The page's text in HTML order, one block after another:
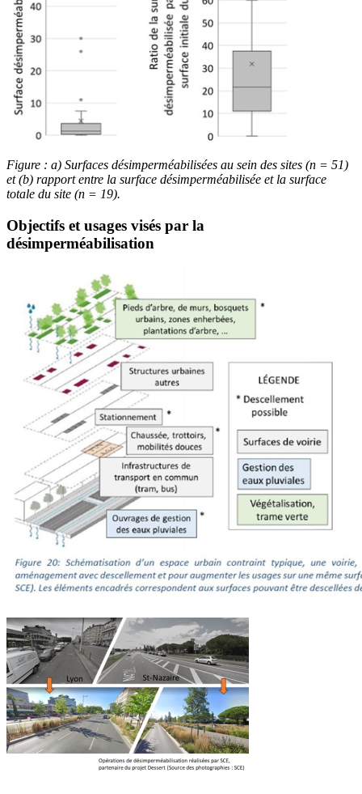
Figure : a) Surfaces désimperméabilisées au sein des sites (n = 51)
et (b) rapport entre la surface désimperméabilisée et la surface
totale du site (n = 19).
Objectifs et usages visés par la
désimperméabilisation